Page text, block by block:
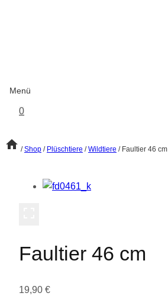
Menü
0
/ Shop / Plüschtiere / Wildtiere / Faultier 46 cm
Faultier 46 cm
19,90 €